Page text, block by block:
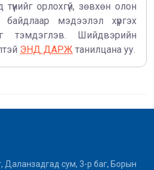
орлохгүй, зөвхөн олон
мэдээлэл хүргэх
тэмдэглэв. Шийдвэрийн
ЭНД ДАРЖ танилцана уу.
Даланзадгад сум, 3-р баг, Борын